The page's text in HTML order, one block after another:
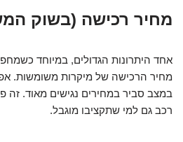
מחיר רכישה (בשוק
אחד היתרונות הגדולים, במיוחד
מחיר הרכישה של מיקרות משומשות.
במצב סביר במחירים נגישים מאוד.
רכב גם למי שתקציבו מוגבל.